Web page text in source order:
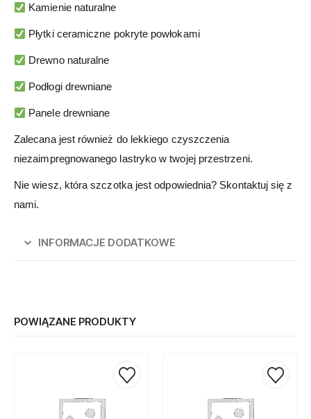
Kamienie naturalne
Płytki ceramiczne pokryte powłokami
Drewno naturalne
Podłogi drewniane
Panele drewniane
Zalecana jest również do lekkiego czyszczenia
niezaimpregnowanego lastryko w twojej przestrzeni.
Nie wiesz, która szczotka jest odpowiednia? Skontaktuj się z
nami.
INFORMACJE DODATKOWE
POWIĄZANE PRODUKTY